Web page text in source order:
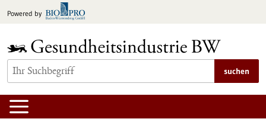
Inhalt
Powered by
suchen